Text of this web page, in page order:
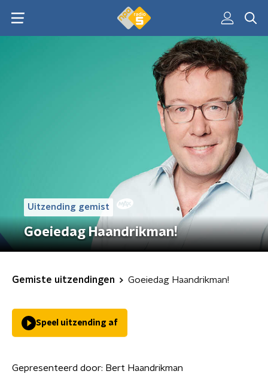
Uitzending gemist
Goeiedag Haandrikman!
Gemiste uitzendingen Goeiedag Haandrikman!
Speel uitzending af
Gepresenteerd door: Bert Haandrikman